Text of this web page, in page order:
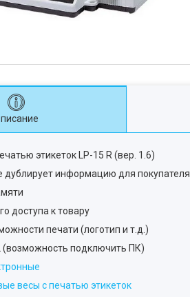
этикеток LP-15 R (вер. 1.6)
дублирует информацию для покупателя
доступа к товару
печати (логотип и т.д.)
(возможность подключить ПК)
весы с печатью этикеток